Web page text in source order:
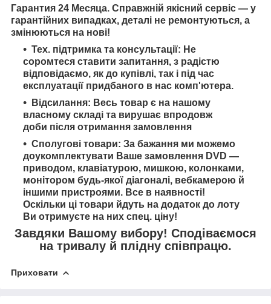
Гарантия 24 Месяца. Справжній якісний сервіс — у
гарантійних випадках, деталі не ремонтуються, а
змінюються на нові!
Тех. підтримка та консультації: Не
соромтеся ставити запитання, з радістю
відповідаємо, як до купівлі, так і під час
експлуатації придбаного в нас комп'ютера.
Відсилання: Весь товар є на нашому
власному складі та вирушає впродовж
доби після отримання замовлення
Сполугові товари: За бажання ми можемо
доукомплектувати Ваше замовлення DVD —
приводом, клавіатурою, мишкою, колонками,
монітором будь-якої діагоналі, вебкамерою й
іншими пристроями. Все в наявності!
Оскільки ці товари йдуть на додаток до лоту
Ви отримуєте на них спец. ціну!
Завдяки Вашому вибору! Сподіваємося
на тривалу й плідну співпрацю.
Приховати